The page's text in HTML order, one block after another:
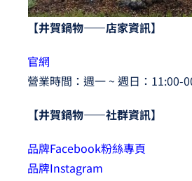
【井賀鍋物——店家資訊】
官網
營業時間：週一 ~ 週日：11:00-
【井賀鍋物——社群資訊】
品牌Facebook粉絲專頁
品牌Instagram